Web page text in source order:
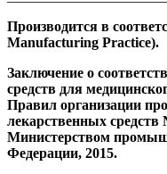
Производится в
Manufacturing Practice).
Заключение о
средств для
Правил организации
лекарственных средств
Министерством
Федерации, 2015.